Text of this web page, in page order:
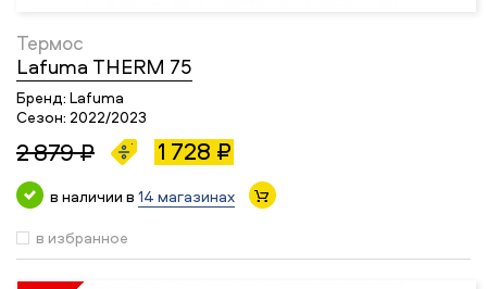
Термос
Lafuma THERM 75
Бренд: Lafuma
Сезон: 2022/2023
2 879 ₽ 1 728 ₽
в наличии в 14 магазинах
в избранное